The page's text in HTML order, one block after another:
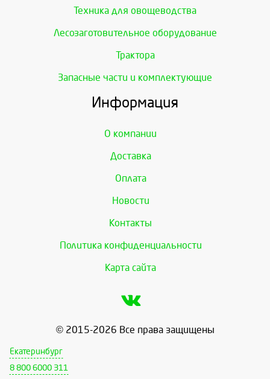
Техника для овощеводства
Лесозаготовительное оборудование
Трактора
Запасные части и комплектующие
Информация
О компании
Доставка
Оплата
Новости
Контакты
Политика конфиденциальности
Карта сайта
© 2015-2026 Все права защищены
Екатеринбург
8 800 6000 311